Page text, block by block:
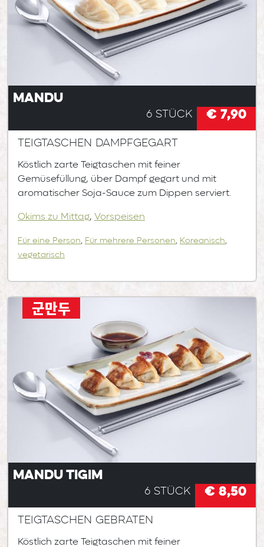
Mandu
6 Stück € 7,90
Teigtaschen dampfgegart
Köstlich zarte Teigtaschen mit feiner
Gemüsefüllung, über Dampf gegart und mit
aromatischer Soja-Sauce zum Dippen serviert.
Okims zu Mittag, Vorspeisen
Für eine Person, Für mehrere Personen, Koreanisch,
vegetarisch
군만두
Mandu Tigim
6 Stück € 8,50
Teigtaschen gebraten
Köstlich zarte Teigtaschen mit feiner